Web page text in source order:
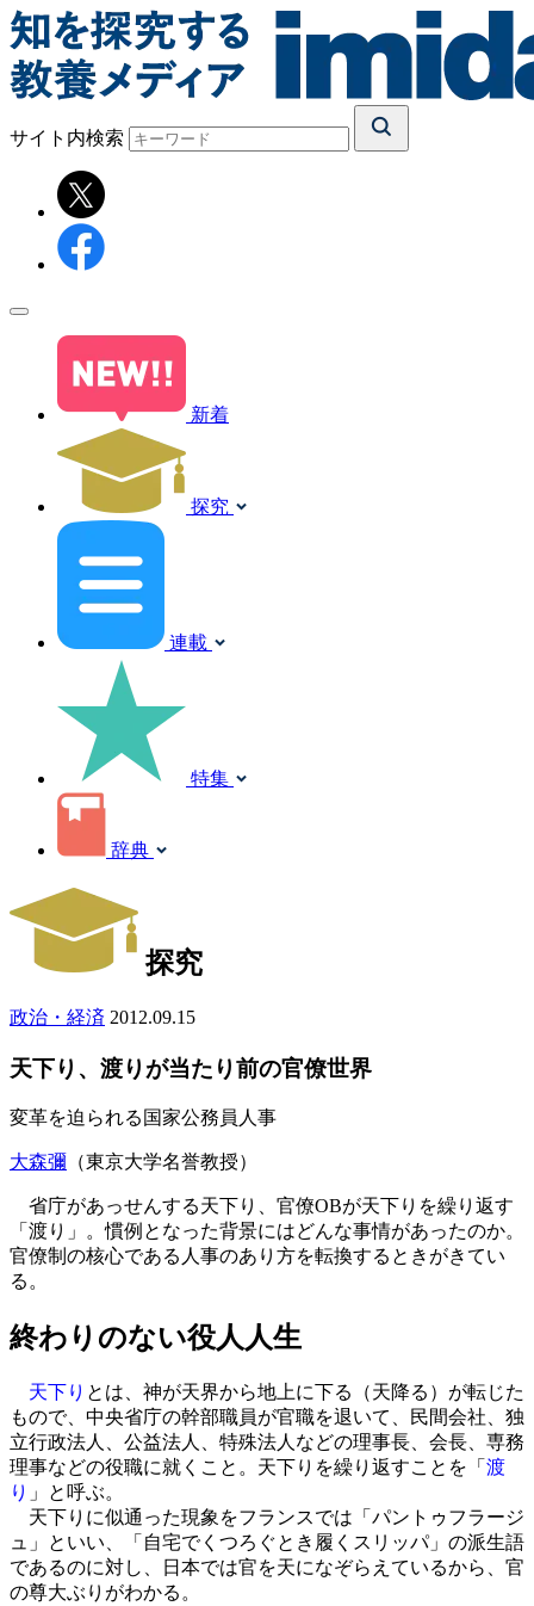
サイト内検索
新着
探究
連載
特集
辞典
探究
政治・経済 2012.09.15
天下り、渡りが当たり前の官僚世界
変革を迫られる国家公務員人事
大森彌 （東京大学名誉教授）
省庁があっせんする天下り、官僚OBが天下りを繰り返す
「渡り」。慣例となった背景にはどんな事情があったのか。
官僚制の核心である人事のあり方を転換するときがきてい
る。
終わりのない役人人生
天下り とは、神が天界から地上に下る（天降る）が転じた
もので、中央省庁の幹部職員が官職を退いて、民間会社、独
立行政法人、公益法人、特殊法人などの理事長、会長、専務
理事などの役職に就くこと。天下りを繰り返すことを「 渡
り 」と呼ぶ。
天下りに似通った現象をフランスでは「パントゥフラージ
ュ」といい、「自宅でくつろぐとき履くスリッパ」の派生語
であるのに対し、日本では官を天になぞらえているから、官
の尊大ぶりがわかる。